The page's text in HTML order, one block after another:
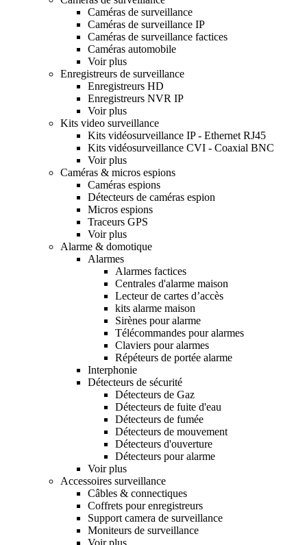
Caméras de surveillance
Caméras de surveillance IP
Caméras de surveillance factices
Caméras automobile
Voir plus
Enregistreurs de surveillance
Enregistreurs HD
Enregistreurs NVR IP
Voir plus
Kits video surveillance
Kits vidéosurveillance IP - Ethernet RJ45
Kits vidéosurveillance CVI - Coaxial BNC
Voir plus
Caméras & micros espions
Caméras espions
Détecteurs de caméras espion
Micros espions
Traceurs GPS
Voir plus
Alarme & domotique
Alarmes
Alarmes factices
Centrales d'alarme maison
Lecteur de cartes d’accès
kits alarme maison
Sirènes pour alarme
Télécommandes pour alarmes
Claviers pour alarmes
Répéteurs de portée alarme
Interphonie
Détecteurs de sécurité
Détecteurs de Gaz
Détecteurs de fuite d'eau
Détecteurs de fumée
Détecteurs de mouvement
Détecteurs d'ouverture
Détecteurs pour alarme
Voir plus
Accessoires surveillance
Câbles & connectiques
Coffrets pour enregistreurs
Support camera de surveillance
Moniteurs de surveillance
Voir plus